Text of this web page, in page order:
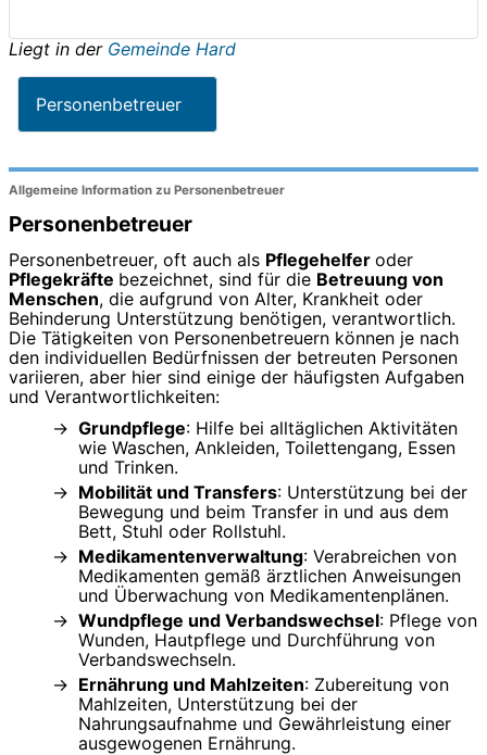
Liegt in der Gemeinde Hard
Personenbetreuer
Allgemeine Information zu Personenbetreuer
Personenbetreuer
Personenbetreuer, oft auch als Pflegehelfer oder
Pflegekräfte bezeichnet, sind für die Betreuung von
Menschen, die aufgrund von Alter, Krankheit oder
Behinderung Unterstützung benötigen, verantwortlich.
Die Tätigkeiten von Personenbetreuern können je nach
den individuellen Bedürfnissen der betreuten Personen
variieren, aber hier sind einige der häufigsten Aufgaben
und Verantwortlichkeiten:
Grundpflege: Hilfe bei alltäglichen Aktivitäten
wie Waschen, Ankleiden, Toilettengang, Essen
und Trinken.
Mobilität und Transfers: Unterstützung bei der
Bewegung und beim Transfer in und aus dem
Bett, Stuhl oder Rollstuhl.
Medikamentenverwaltung: Verabreichen von
Medikamenten gemäß ärztlichen Anweisungen
und Überwachung von Medikamentenplänen.
Wundpflege und Verbandswechsel: Pflege von
Wunden, Hautpflege und Durchführung von
Verbandswechseln.
Ernährung und Mahlzeiten: Zubereitung von
Mahlzeiten, Unterstützung bei der
Nahrungsaufnahme und Gewährleistung einer
ausgewogenen Ernährung.